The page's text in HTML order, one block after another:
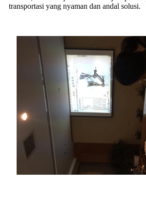
transportasi yang nyaman dan andal solusi.